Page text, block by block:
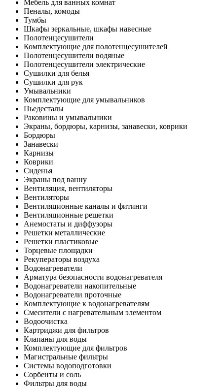
Мебель для ванных комнат
Пеналы, комоды
Тумбы
Шкафы зеркальные, шкафы навесные
Полотенцесушители
Комплектующие для полотенцесушителей
Полотенцесушители водяные
Полотенцесушители электрические
Сушилки для белья
Сушилки для рук
Умывальники
Комплектующие для умывальников
Пьедесталы
Раковины и умывальники
Экраны, бордюры, карнизы, занавески, коврики
Бордюры
Занавески
Карнизы
Коврики
Сиденья
Экраны под ванну
Вентиляция, вентиляторы
Вентиляторы
Вентиляционные каналы и фитинги
Вентиляционные решетки
Анемостаты и диффузоры
Решетки металлические
Решетки пластиковые
Торцевые площадки
Рекуператоры воздуха
Водонагреватели
Арматура безопасности водонагревателя
Водонагреватели накопительные
Водонагреватели проточные
Комплектующие к водонагревателям
Смесители с нагревательным элементом
Водоочистка
Картриджи для фильтров
Клапаны для воды
Комплектующие для фильтров
Магистральные фильтры
Системы водоподготовки
Сорбенты и соль
Фильтры для воды